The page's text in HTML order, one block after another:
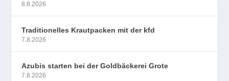
8.8.2026
Traditionelles Krautpacken mit der kfd
7.8.2026
Azubis starten bei der Goldbäckerei Grote
7.8.2026